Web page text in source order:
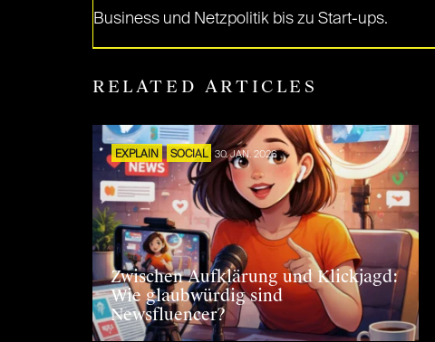
Business und Netzpolitik bis zu Start-ups.
RELATED ARTICLES
EXPLAIN SOCIAL 30. JAN. 2026
Zwischen Aufklärung und Klickjagd:
Wie glaubwürdig sind
Newsfluencer?